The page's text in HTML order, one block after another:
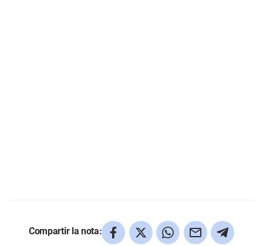
Compartir la nota: